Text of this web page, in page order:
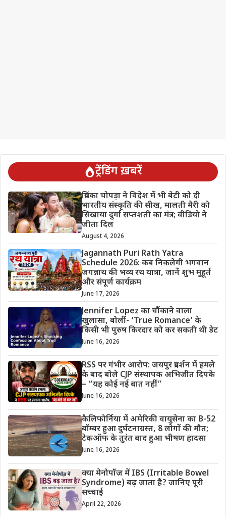
ट्रेंडिंग ख़बरें
प्रियंका चोपड़ा ने विदेश में भी बेटी को दी
भारतीय संस्कृति की सीख, मालती मैरी को
सिखाया दुर्गा सप्तशती का मंत्र; वीडियो ने
जीता दिल
August 4, 2026
Jagannath Puri Rath Yatra
Schedule 2026: कब निकलेगी भगवान
जगन्नाथ की भव्य रथ यात्रा, जानें शुभ मुहूर्त
और संपूर्ण कार्यक्रम
June 17, 2026
Jennifer Lopez का चौंकाने वाला
खुलासा, बोलीं- ‘True Romance’ के
किसी भी पुरुष किरदार को कर सकती थी डेट
June 16, 2026
RSS पर गंभीर आरोप: जयपुर प्रदर्शन में हमले
के बाद बोले CJP संस्थापक अभिजीत दिपके
– “यह कोई नई बात नहीं”
June 16, 2026
कैलिफोर्निया में अमेरिकी वायुसेना का B-52
बॉम्बर हुआ दुर्घटनाग्रस्त, 8 लोगों की मौत;
टेकऑफ के तुरंत बाद हुआ भीषण हादसा
June 16, 2026
क्या मेनोपॉज़ में IBS (Irritable Bowel
Syndrome) बढ़ जाता है? जानिए पूरी
सच्चाई
April 22, 2026